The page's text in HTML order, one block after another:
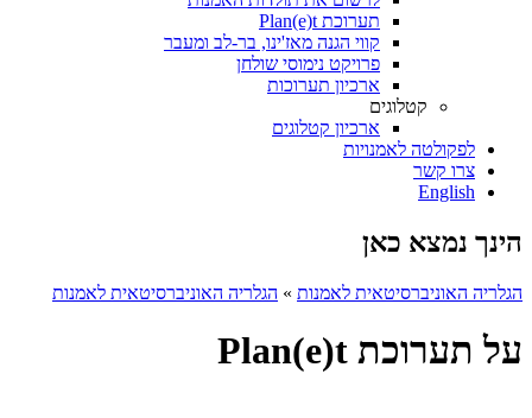
תערוכת Plan(e)t
קווי הגנה מאז'ינו, בר-לב ומעבר
פרויקט נימוסי שולחן
ארכיון תערוכות
קטלוגים
ארכיון קטלוגים
לפקולטה לאמנויות
צרו קשר
English
הינך נמצא כאן
הגלריה האוניברסיטאית לאמנות » הגלריה האוניברסיטאית לאמנות
על תערוכת Plan(e)t